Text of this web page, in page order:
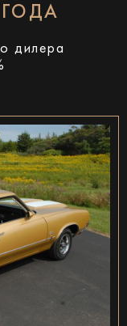
дилера